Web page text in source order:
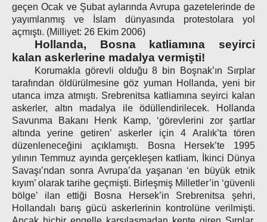
geçen Ocak ve Şubat aylarında Avrupa gazetelerinde de
yayımlanmış ve İslam dünyasında protestolara yol
açmıştı. (Milliyet: 26 Ekim 2006)
Hollanda, Bosna katliamına seyirci
kalan askerlerine madalya vermişti!
Korumakla görevli olduğu 8 bin Boşnak’ın Sırplar
tarafından öldürülmesine göz yuman Hollanda, yeni bir
utanca imza atmıştı. Srebrenitsa katliamına seyirci kalan
askerler, altın madalya ile ödüllendirilecek. Hollanda
Savunma Bakanı Henk Kamp, ‘görevlerini zor şartlar
altında yerine getiren’ askerler için 4 Aralık’ta tören
düzenleneceğini açıklamıştı. Bosna Hersek’te 1995
yılının Temmuz ayında gerçekleşen katliam, İkinci Dünya
Savaşı’ndan sonra Avrupa’da yaşanan ‘en büyük etnik
kıyım’ olarak tarihe geçmişti. Birleşmiş Milletler’in ‘güvenli
bölge’ ilan ettiği Bosna Hersek’in Srebrenitsa şehri,
Hollandalı barış gücü askerlerinin kontrolüne verilmişti.